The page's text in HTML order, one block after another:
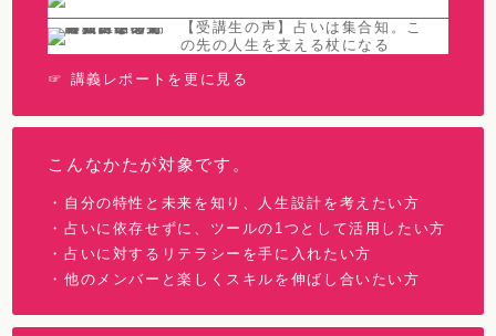
【受講生の声】占いは集合知。こ
の先の人生を支える杖になる
☞ 講義レポートを更に見る
こんなかたが対象です。
・自分の特性と未来を知り、人生設計を考えたい方
・占いに依存せずに、ツールの1つとして活用したい方
・占いに対するリテラシーを手に入れたい方
・他のメンバーと楽しくスキルを伸ばし合いたい方